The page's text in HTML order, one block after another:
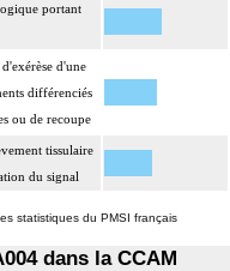
portant
d'une
différenciés
ou de recoupe
tissulaire
du signal
statistiques du PMSI français
dans la CCAM